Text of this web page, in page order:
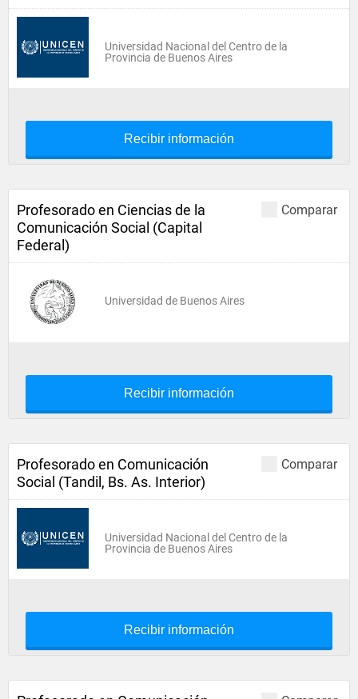
Universidad Nacional del Centro de la
Provincia de Buenos Aires
Recibir información
Comparar
Profesorado en Ciencias de la
Comunicación Social (Capital
Federal)
Universidad de Buenos Aires
Recibir información
Comparar
Profesorado en Comunicación
Social (Tandil, Bs. As. Interior)
Universidad Nacional del Centro de la
Provincia de Buenos Aires
Recibir información